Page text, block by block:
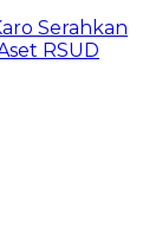
Serahkan
RSUD